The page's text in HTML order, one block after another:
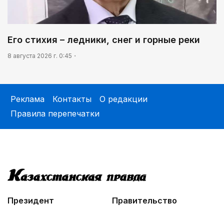
Его стихия – ледники, снег и горные реки
8 августа 2026 г. 0:45
Реклама Контакты
О редакции
Правила перепечатки
Президент
Правительство